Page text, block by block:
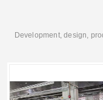
Development, design,